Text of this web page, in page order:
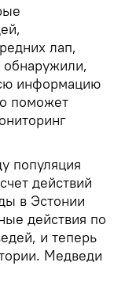
лап,
обнаружили,
информацию
поможет
популяция
действий
в Эстонии
действия по
и теперь
Медведи